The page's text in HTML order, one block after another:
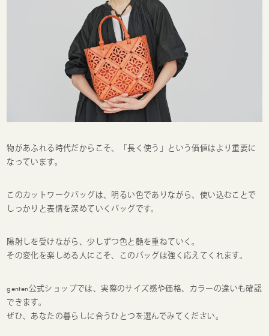
物があふれる時代だからこそ、「長く使う」という価値はより重要に
なっています。
このカットワークバッグは、明るい色でありながら、使い込むことで
しっかりと表情を深めていくバッグです。
陽射しを受けながら、少しずつ色と艶を重ねていく。
その変化を楽しめる人にこそ、このバッグは強く応えてくれます。
genten公式ショップでは、実際のサイズ感や価格、カラーの違いも確認
できます。
ぜひ、あなたの暮らしに合うひとつを選んでみてください。